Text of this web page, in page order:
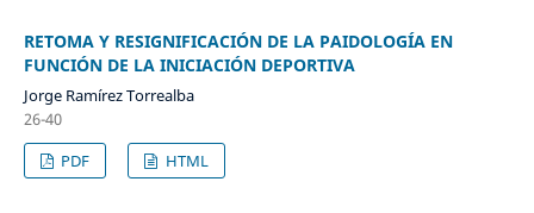
RETOMA Y RESIGNIFICACIÓN DE LA PAIDOLOGÍA EN
FUNCIÓN DE LA INICIACIÓN DEPORTIVA
Jorge Ramírez Torrealba
26-40
PDF
HTML